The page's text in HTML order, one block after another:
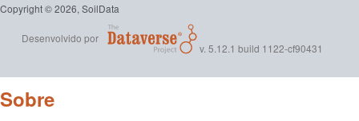
Copyright © 2026, SoilData
Desenvolvido por
v. 5.12.1 build 1122-cf90431
Sobre